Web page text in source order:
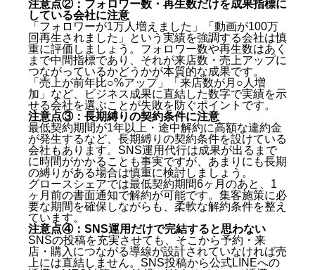
注意点②：フォロワー数・再生数だけを成果指標に
している会社に注意
「フォロワーが1万人増えました」「動画が100万
回再生されました」という実績を強調する会社は慎
重に評価しましょう。フォロワー数や再生数はあく
まで中間指標であり、それが来店数・売上アップに
つながっているかどうかが本質的な成果です。
「売上が前年比○%アップ」「来店数が月○人増
加」など、ビジネス成果に直結した数字で実績を示
せる会社を選ぶことが失敗を防ぐポイントです。
注意点③：長期縛りの契約条件に注意
最低契約期間が1年以上・途中解約に高額な違約金
が発生するなど、長期縛りの契約条件を設けている
会社もあります。SNS運用代行は成果が出るまで
に時間がかかることも事実ですが、あまりにも長期
の縛りがある場合は慎重に検討しましょう。
グロースシェアでは最低契約期間6ヶ月のあと、1
ヶ月前の書面通知で解約が可能です。集客施策に必
要な期間を確保しながらも、柔軟な解約条件を整え
ています。
注意点④：SNS運用だけで完結すると思わない
SNSの投稿を充実させても、そこから予約・来
店・購入につながる導線が設計されていなければ売
上には直結しません。SNS投稿から公式LINEへの
札幌のSNS運用代行会社に依頼する5つのメリット
メリット①：プロのノウハウで成果につながるSNS
運用ができる
メリット②：オーナーが本業に集中できる
メリット③：継続的なSNS運用が担保される
メリット④：SNS以外の集客施策と連携した総合的
な支援が受けられる
メリット⑤：成果報酬型なら固定費リスクなくスタ
ートできる
札幌のSNS運用代行会社に依頼するときの注意点
注意点①：投稿本数だけを売りにしている会社に注
意
注意点②：フォロワー数・再生数だけを成果指標に
している会社に注意